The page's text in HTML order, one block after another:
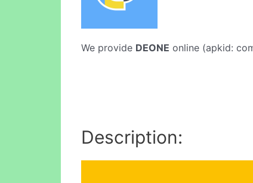
We provide DEONE online (apkid:
Description: